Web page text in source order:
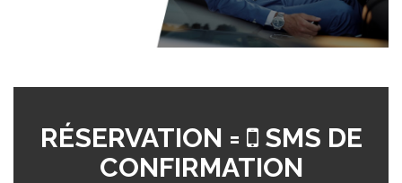
RÉSERVATION =
SMS DE
CONFIRMATION